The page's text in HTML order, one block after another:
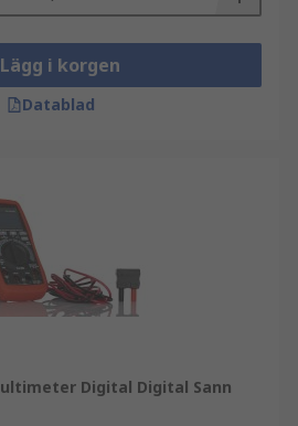
Lägg i korgen
Datablad
Digital Digital Sann